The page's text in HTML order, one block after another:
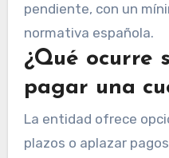
pendiente, con un
normativa española.
¿Qué ocurre
pagar una
La entidad ofrece
plazos o aplazar